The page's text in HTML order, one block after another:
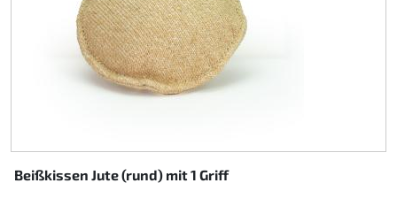
Beißkissen Jute (rund) mit 1 Griff